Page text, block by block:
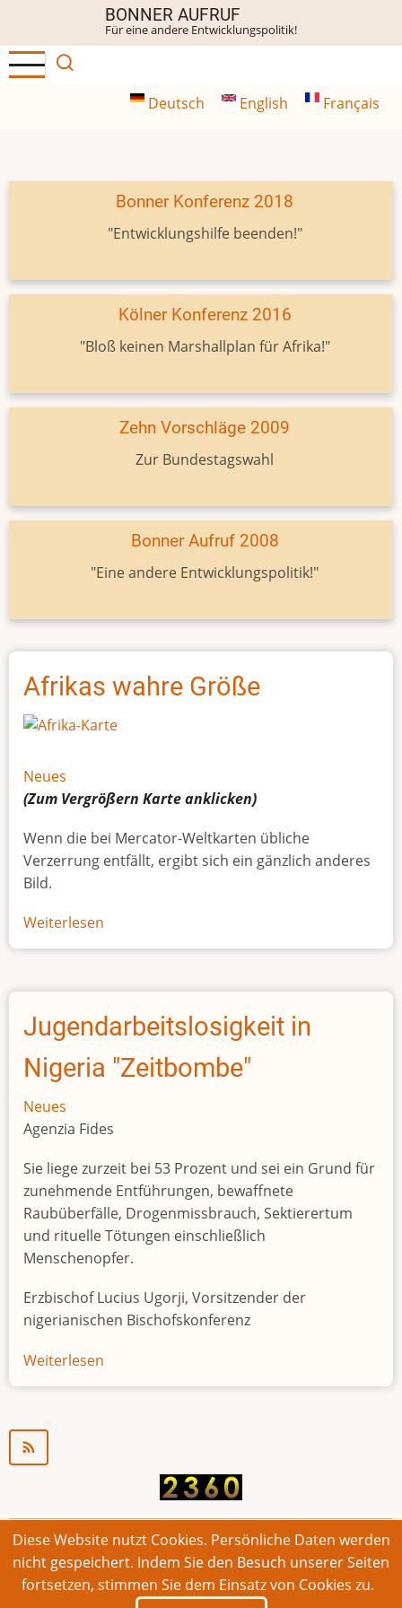
Inhalt
BONNER AUFRUF
Für eine andere Entwicklungspolitik!
Deutsch English Français
Bonner Konferenz 2018
"Entwicklungshilfe beenden!"
Kölner Konferenz 2016
"Bloß keinen Marshallplan für Afrika!"
Zehn Vorschläge 2009
Zur Bundestagswahl
Bonner Aufruf 2008
"Eine andere Entwicklungspolitik!"
Afrikas wahre Größe
Neues
(Zum Vergrößern Karteanklicken)
Wenn die bei Mercator-Weltkarten übliche
Verzerrung entfällt, ergibt sich ein gänzlich anderes
Bild.
Weiterlesen
Afrikas
Größe
Jugendarbeitslosigkeit in
Nigeria "Zeitbombe"
Neues
Agenzia Fides
Sie liege zurzeit bei 53 Prozent und sei ein Grund für
zunehmende Entführungen, bewaffnete
Raubüberfälle, Drogenmissbrauch, Sektierertum
und rituelle Tötungen einschließlich
Menschenopfer.
Erzbischof Lucius Ugorji, Vorsitzender der
nigerianischen Bischofskonferenz
Weiterlesen
Jugendarbeitslosigkeit
© 2026 Bonner Aufruf. Alle Rechte vorbehalten.
Footer
Impressum Kontakt Intern
Diese Website nutzt Cookies. Persönliche Daten werden
nicht gespeichert. Indem Sie den Besuch unserer Seiten
fortsetzen, stimmen Sie dem Einsatz von Cookies zu.